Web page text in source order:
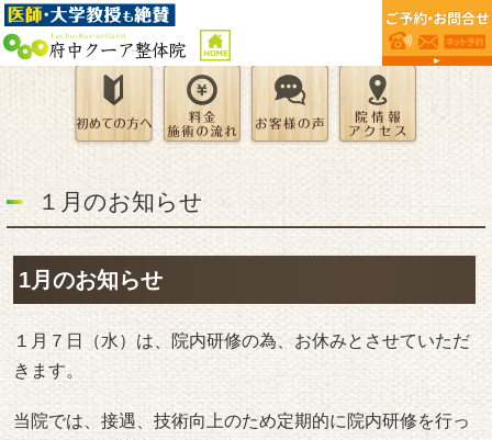
１月のお知らせ
1月のお知らせ
１月７日（水）は、院内研修の為、お休みとさせていただ
きます。
当院では、接遇、技術向上のため定期的に院内研修を行っ